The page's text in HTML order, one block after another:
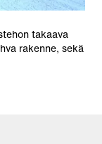
takaava
rakenne, sekä